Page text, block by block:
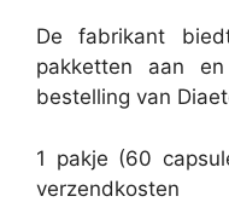
De fabrikant
pakketten aan
bestelling van
1 pakje (60
verzendkosten